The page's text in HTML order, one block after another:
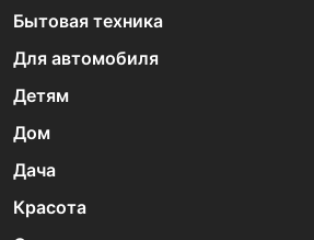
Бытовая техника
Для автомобиля
Детям
Дом
Дача
Красота